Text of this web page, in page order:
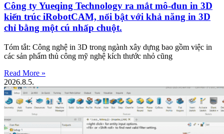
Công ty Yueqing Technology ra mắt mô-đun in 3D
kiến ​​trúc iRobotCAM, nổi bật với khả năng in 3D
chỉ bằng một cú nhấp chuột.
Tóm tắt: Công nghệ in 3D trong ngành xây dựng bao gồm việc in
các sản phẩm thủ công mỹ nghệ kích thước nhỏ cũng
Read More »
2026.8.5.